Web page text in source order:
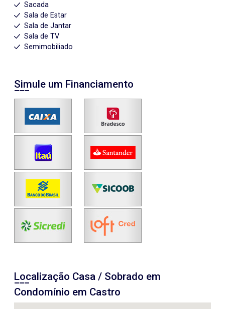
Sacada
Sala de Estar
Sala de Jantar
Sala de TV
Semimobiliado
Simule um Financiamento
Localização Casa / Sobrado em
Condomínio em Castro